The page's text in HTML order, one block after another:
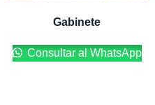
Gabinete
Consultar al WhatsApp